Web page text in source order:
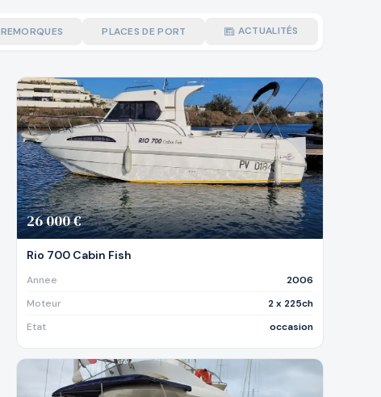
REMORQUES PLACES DE PORT ACTUALITÉS
26 000 €
Rio 700 Cabin Fish
Annee
2006
Moteur
2 x 225ch
Etat
occasion